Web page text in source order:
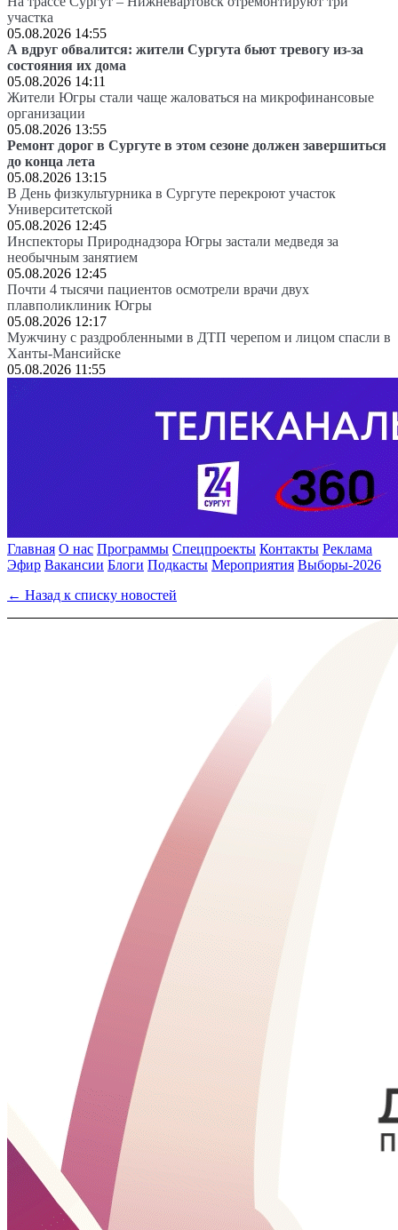
участка
05.08.2026 14:55
А вдруг обвалится: жители Сургута бьют тревогу из-за
состояния их дома
05.08.2026 14:11
Жители Югры стали чаще жаловаться на микрофинансовые
организации
05.08.2026 13:55
Ремонт дорог в Сургуте в этом сезоне должен завершиться
до конца лета
05.08.2026 13:15
В День физкультурника в Сургуте перекроют участок
Университетской
05.08.2026 12:45
Инспекторы Природнадзора Югры застали медведя за
необычным занятием
05.08.2026 12:45
Почти 4 тысячи пациентов осмотрели врачи двух
плавполиклиник Югры
05.08.2026 12:17
Мужчину с раздробленными в ДТП черепом и лицом спасли в
Ханты-Мансийске
05.08.2026 11:55
Главная О нас Программы Спецпроекты Контакты Реклама
Эфир Вакансии Блоги Подкасты Мероприятия Выборы-2026
← Назад к списку новостей